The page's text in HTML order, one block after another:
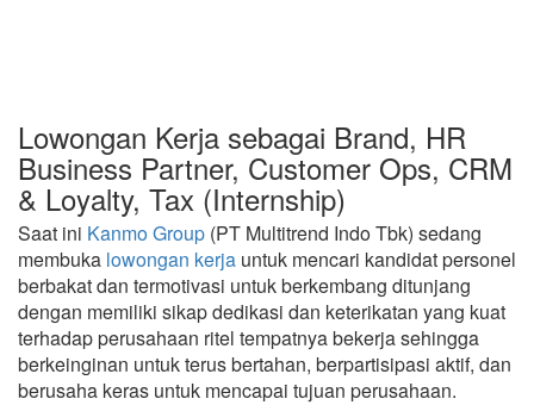
Lowongan Kerja sebagai Brand, HR
Business Partner, Customer Ops, CRM
& Loyalty, Tax (Internship)
Saat ini Kanmo Group (PT Multitrend Indo Tbk) sedang
membuka lowongan kerja untuk mencari kandidat personel
berbakat dan termotivasi untuk berkembang ditunjang
dengan memiliki sikap dedikasi dan keterikatan yang kuat
terhadap perusahaan ritel tempatnya bekerja sehingga
berkeinginan untuk terus bertahan, berpartisipasi aktif, dan
berusaha keras untuk mencapai tujuan perusahaan.